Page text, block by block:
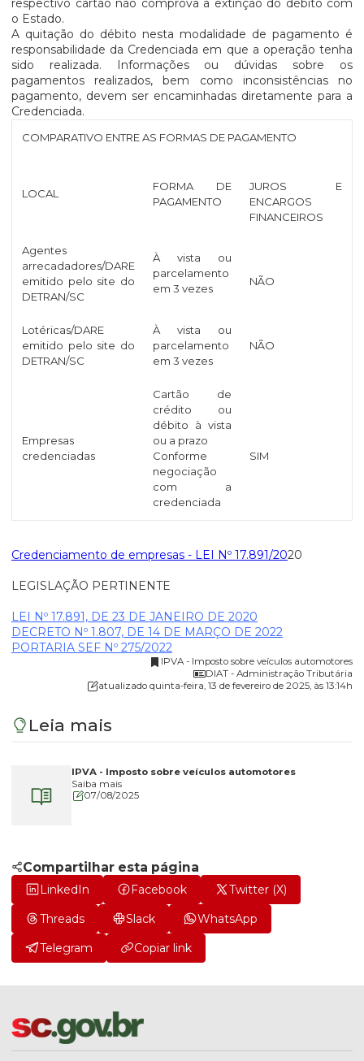
o Estado.
A quitação do débito nesta modalidade de pagamento é
responsabilidade da Credenciada em que a operação tenha
sido realizada. Informações ou dúvidas sobre os
pagamentos realizados, bem como inconsistências no
pagamento, devem ser encaminhadas diretamente para a
Credenciada.
COMPARATIVO ENTRE AS FORMAS DE PAGAMENTO
LOCAL
FORMA DE
PAGAMENTO
JUROS E
ENCARGOS
FINANCEIROS
Agentes
arrecadadores/DARE
emitido pelo site do
DETRAN/SC
À vista ou
parcelamento
em 3 vezes
NÃO
Lotéricas/DARE
emitido pelo site do
DETRAN/SC
À vista ou
parcelamento
em 3 vezes
NÃO
Empresas
credenciadas
Cartão de
crédito ou
débito à vista
ou a prazo
Conforme
negociação
com a
credenciada
SIM
Credenciamento de empresas - LEI Nº 17.891/2020
LEGISLAÇÃO PERTINENTE
LEI Nº 17.891, DE 23 DE JANEIRO DE 2020
DECRETO Nº 1.807, DE 14 DE MARÇO DE 2022
PORTARIA SEF Nº 275/2022
IPVA - Imposto sobre veículos automotores
DIAT - Administração Tributária
atualizado quinta-feira, 13 de fevereiro de 2025, às 13:14h
Leia mais
IPVA - Imposto sobre veículos automotores
Saiba mais
07/08/2025
Compartilhar esta página
LinkedIn Facebook
Twitter (X)
Threads
Slack
WhatsApp
Telegram
Copiar link